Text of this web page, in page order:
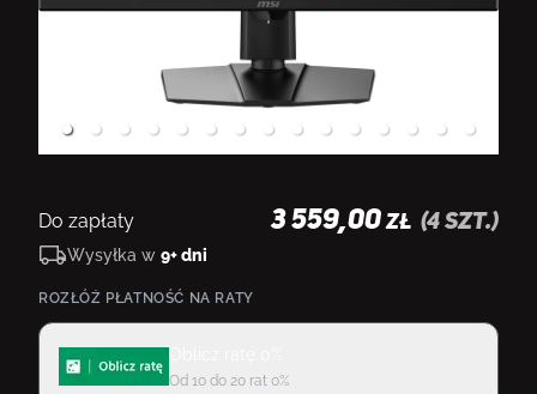
Do zapłaty 3 559,00 ZŁ (4 szt.)
Wysyłka w 9+ dni
ROZŁÓŻ PŁATNOŚĆ NA RATY
Od 10 do 20 rat 0%